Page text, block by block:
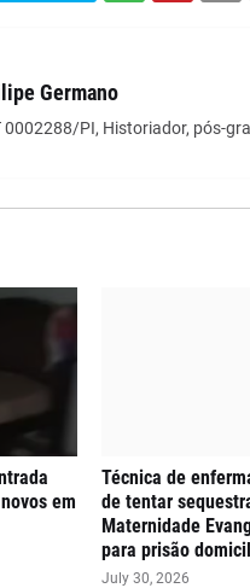
Germano
0002288/PI, Historiador, pós-
em
Técnica de
de tentar
Maternidade
para prisão
July 30, 2026